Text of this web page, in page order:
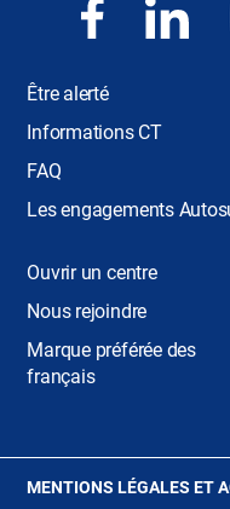
Être alerté
Informations CT
FAQ
Les engagements
Ouvrir un centre
Nous rejoindre
Marque préférée des
français
MENTIONS LÉGALES ET